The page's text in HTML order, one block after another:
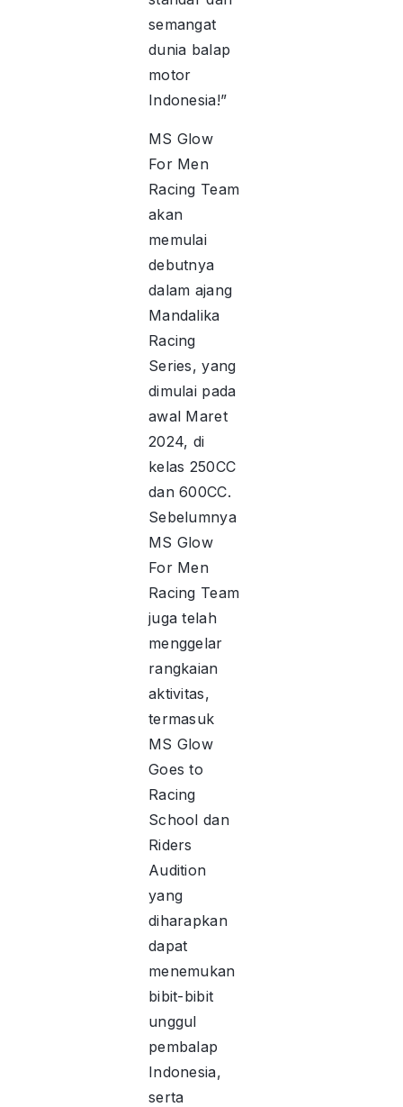
semangat
dunia balap
motor
Indonesia!”
MS Glow
For Men
Racing Team
akan
memulai
debutnya
dalam ajang
Mandalika
Racing
Series, yang
dimulai pada
awal Maret
2024, di
kelas 250CC
dan 600CC.
Sebelumnya
MS Glow
For Men
Racing Team
juga telah
menggelar
rangkaian
aktivitas,
termasuk
MS Glow
Goes to
Racing
School dan
Riders
Audition
yang
diharapkan
dapat
menemukan
bibit-bibit
unggul
pembalap
Indonesia,
serta